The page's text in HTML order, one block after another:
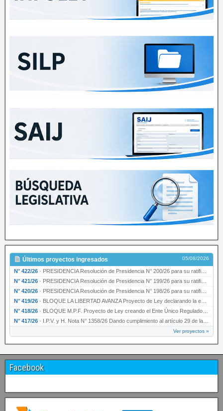
Últimos proyectos ingresados 05/08/2026
N° 422/26 · PRESIDENCIA Resolución de Presidencia N° 200/26 para su ratificación.
N° 421/26 · PRESIDENCIA Resolución de Presidencia N° 199/26 para su ratificación.
N° 420/26 · PRESIDENCIA Resolución de Presidencia N° 198/26 para su ratificación.
N° 419/26 · BLOQUE LA LIBERTAD AVANZA Proyecto de Ley declarando la esencialidad del servicio educativ…
N° 418/26 · BLOQUE M.P.F. Proyecto de Ley creando el Ente Único Regulador de servicios públicos de la …
N° 417/26 · I.P.V. y H. Nota N° 1358/26 Dando cumplimiento al artículo 29 de la Ley provincial N° 1399…
Ver proyectos »
Facebook